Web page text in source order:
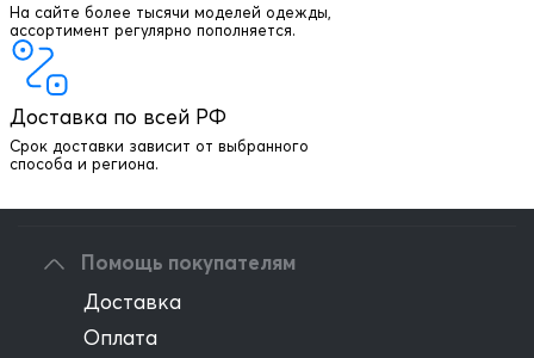
На сайте более тысячи моделей одежды,
ассортимент регулярно пополняется.
Доставка по всей РФ
Срок доставки зависит от выбранного
способа и региона.
+7 903 003 03 79
Написать директору
Помощь покупателям
Доставка
Оплата